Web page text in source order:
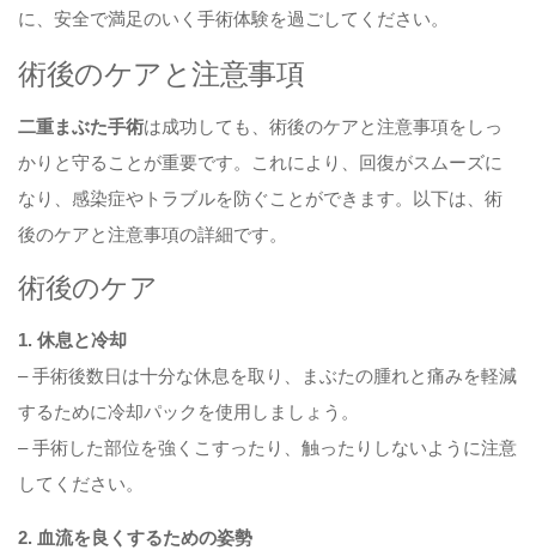
に、安全で満足のいく手術体験を過ごしてください。
術後のケアと注意事項
二重まぶた手術は成功しても、術後のケアと注意事項をしっ
かりと守ることが重要です。これにより、回復がスムーズに
なり、感染症やトラブルを防ぐことができます。以下は、術
後のケアと注意事項の詳細です。
術後のケア
1. 休息と冷却
– 手術後数日は十分な休息を取り、まぶたの腫れと痛みを軽減
するために冷却パックを使用しましょう。
– 手術した部位を強くこすったり、触ったりしないように注意
してください。
2. 血流を良くするための姿勢